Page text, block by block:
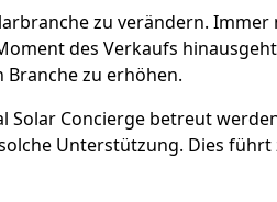
zu verändern. Immer
des Verkaufs
zu erhöhen.
Solar Concierge betreut
Unterstützung. Dies führt